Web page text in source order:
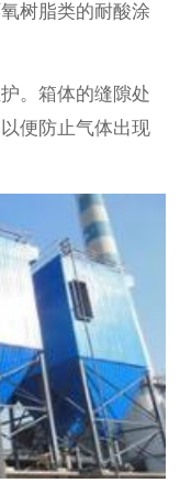
树脂类的耐酸涂
。箱体的缝隙处
便防止气体出现